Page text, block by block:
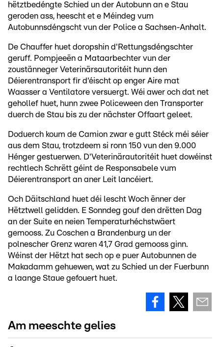
hëtztbedéngte Schied un der Autobunn an e Stau
geroden ass, heescht et e Méindeg vum
Autobunnsdéngscht vun der Police a Sachsen-Anhalt.
De Chauffer huet doropshin d'Rettungsdéngschter
geruff. Pompjeeën a Mataarbechter vun der
zoustänneger Veterinärsautoritéit hunn den
Déierentransport fir d'éischt op enger Aire mat
Waasser a Ventilatore versuergt. Wéi awer och dat net
gehollef huet, hunn zwee Policeween den Transporter
duerch de Stau bis zu der nächster Offaart geleet.
Doduerch koum de Camion zwar e gutt Stéck méi séier
aus dem Stau, trotzdeem si ronn 150 vun den 9.000
Hénger gestuerwen. D'Veterinärautoritéit huet dowéinst
rechtlech Schrëtt géint de Responsabele vum
Déierentransport an aner Leit lancéiert.
Och Däitschland huet déi lescht Woch ënner der
Hëtztwell gelidden. E Sonndeg gouf den drëtten Dag
an der Suite en neien Temperaturhéchstwäert
gemooss. Zu Coschen a Brandenburg un der
polnescher Grenz waren 41,7 Grad gemooss ginn.
Wéinst der Hëtzt hat sech op e puer Autobunnen de
Makadamm gehuewen, wat zu Schied un der Fuerbunn
a laange Staue gefouert huet.
Am meeschte gelies